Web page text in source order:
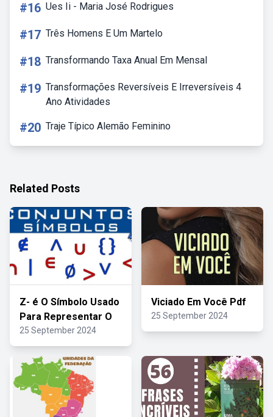
#16 Ues Ii - Maria José Rodrigues
#17 Três Homens E Um Martelo
#18 Transformando Taxa Anual Em Mensal
#19 Transformações Reversíveis E Irreversíveis 4
Ano Atividades
#20 Traje Típico Alemão Feminino
Related Posts
Z- é O Símbolo Usado
Para Representar O
25 September 2024
Viciado Em Você Pdf
25 September 2024